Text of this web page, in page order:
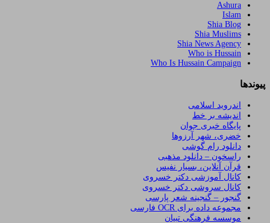
Ashura
Islam
Shia Blog
Shia Muslims
Shia News Agency
Who is Hussain
Who Is Hussain Campaign
پیوندها
اندروید اسلامی
اندیشه بر خط
پایگاه خبری جوان
خضری، شهر آرزوها
دانلود رام گوشی
راسخون – دانلود مذهبی
قرآن آنلاین، بسیار نفیس
کانال آموزشی دکتر خسروی
کانال سروشی دکتر خسروی
گنجور – گنجینه شعر پارسی
مجموعه داده برای OCR فارسی
موسسه فرهنگی تبیان